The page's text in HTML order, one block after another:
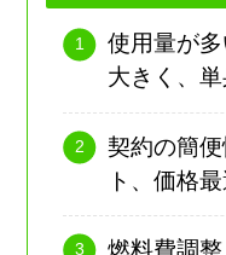
使用量が
大きく、単
契約の簡
ト、価格
燃料費調整